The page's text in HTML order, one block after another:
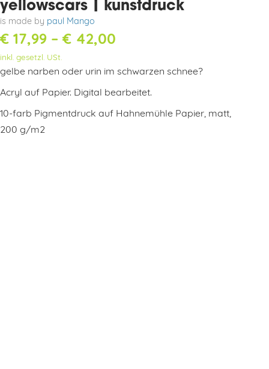
yellowscars | kunstdruck
is made by paul Mango
€ 17,99 –€ 42,00
€ 42,00
inkl. gesetzl. USt.
gelbe narben oder urin im schwarzen schnee?
Acryl auf Papier. Digital bearbeitet.
10-farb Pigmentdruck auf Hahnemühle Papier, matt,
200 g/m2